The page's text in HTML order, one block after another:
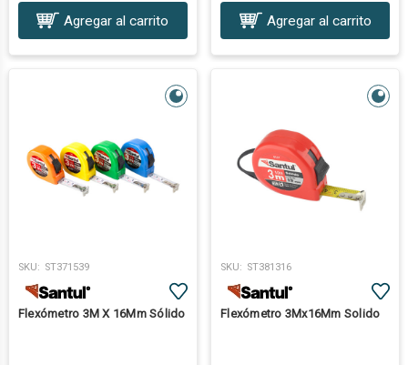
Agregar al carrito
Agregar al carrito
SKU: ST371539
Flexómetro 3M X 16Mm Sólido
SKU: ST381316
Flexómetro 3Mx16Mm Solido